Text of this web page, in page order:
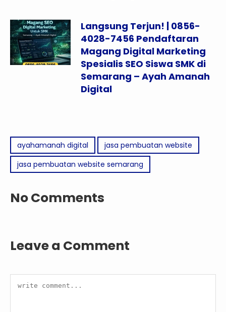
Langsung Terjun! | 0856-
4028-7456 Pendaftaran
Magang Digital Marketing
Spesialis SEO Siswa SMK di
Semarang – Ayah Amanah
Digital
ayahamanah digital
jasa pembuatan website
jasa pembuatan website semarang
No Comments
Leave a Comment